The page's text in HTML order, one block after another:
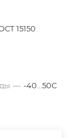
15150
— -40...50С